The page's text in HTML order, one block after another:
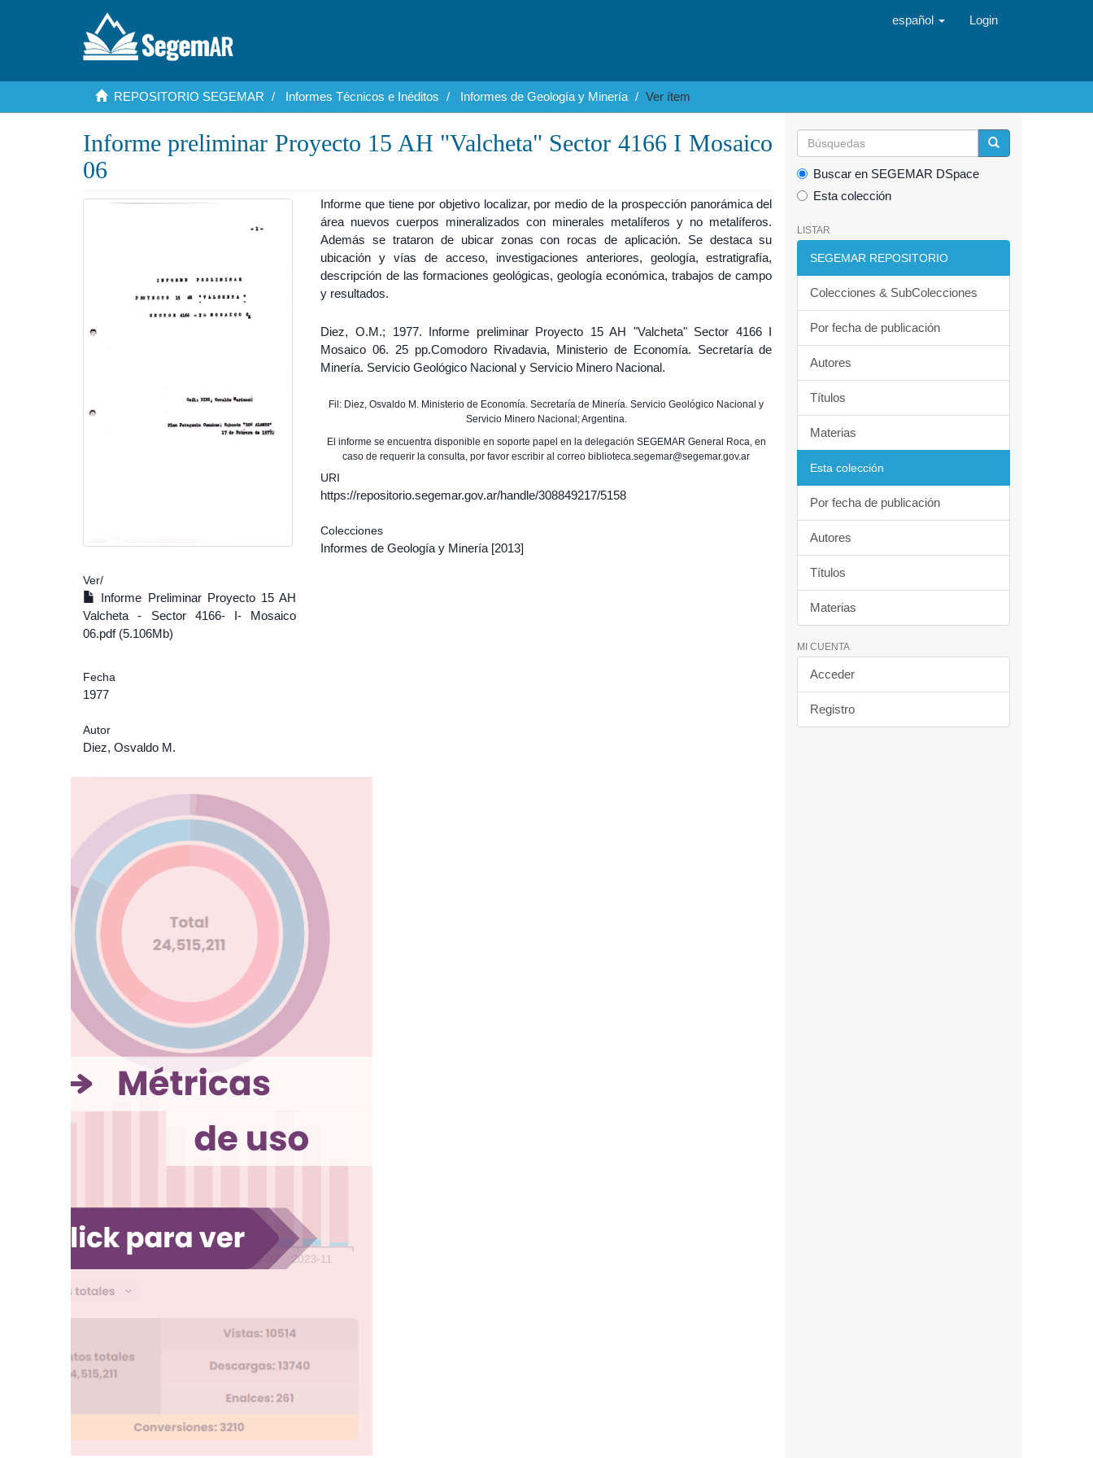
español Login
REPOSITORIO SEGEMAR Informes Técnicos e Inéditos Informes de Geología y Minería Ver ítem
Informe preliminar Proyecto 15 AH "Valcheta" Sector 4166 I Mosaico
06
Ver/
Informe Preliminar Proyecto 15 AH
Valcheta - Sector 4166- I- Mosaico
06.pdf (5.106Mb)
Fecha
1977
Autor
Diez, Osvaldo M.
Informe que tiene por objetivo localizar, por medio de la prospección panorámica del
área nuevos cuerpos mineralizados con minerales metalíferos y no metalíferos.
Además se trataron de ubicar zonas con rocas de aplicación. Se destaca su
ubicación y vías de acceso, investigaciones anteriores, geología, estratigrafía,
descripción de las formaciones geológicas, geología económica, trabajos de campo
y resultados.
Diez, O.M.; 1977. Informe preliminar Proyecto 15 AH "Valcheta" Sector 4166 I
Mosaico 06. 25 pp.Comodoro Rivadavia, Ministerio de Economía. Secretaría de
Minería. Servicio Geológico Nacional y Servicio Minero Nacional.
Fil: Diez, Osvaldo M. Ministerio de Economía. Secretaría de Minería. Servicio Geológico Nacional y
Servicio Minero Nacional; Argentina.
El informe se encuentra disponible en soporte papel en la delegación SEGEMAR General Roca, en
caso de requerir la consulta, por favor escribir al correo biblioteca.segemar@segemar.gov.ar
URI
https://repositorio.segemar.gov.ar/handle/308849217/5158
Colecciones
Informes de Geología y Minería [2013]
Buscar en SEGEMAR DSpace
Esta colección
LISTAR
SEGEMAR REPOSITORIO
Colecciones & SubColecciones
Por fecha de publicación
Autores
Títulos
Materias
Esta colección
Por fecha de publicación
Autores
Títulos
Materias
MI CUENTA
Acceder
Registro